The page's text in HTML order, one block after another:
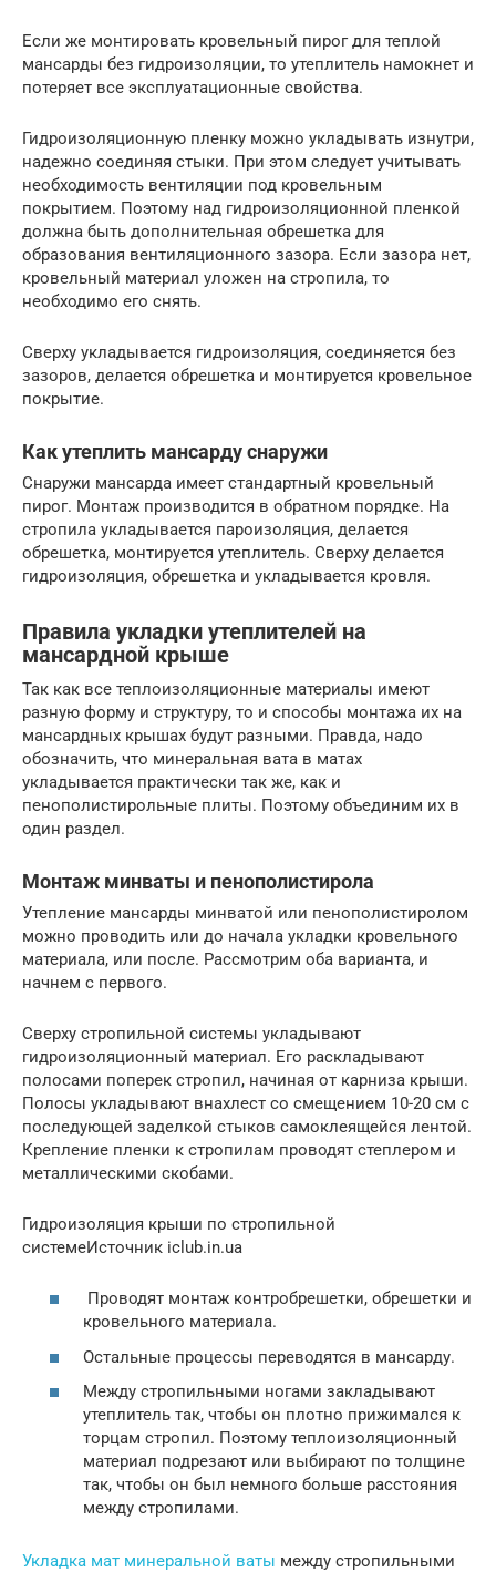
Если же монтировать кровельный пирог для теплой
мансарды без гидроизоляции, то утеплитель намокнет и
потеряет все эксплуатационные свойства.
Гидроизоляционную пленку можно укладывать изнутри,
надежно соединяя стыки. При этом следует учитывать
необходимость вентиляции под кровельным
покрытием. Поэтому над гидроизоляционной пленкой
должна быть дополнительная обрешетка для
образования вентиляционного зазора. Если зазора нет,
кровельный материал уложен на стропила, то
необходимо его снять.
Сверху укладывается гидроизоляция, соединяется без
зазоров, делается обрешетка и монтируется кровельное
покрытие.
Как утеплить мансарду снаружи
Снаружи мансарда имеет стандартный кровельный
пирог. Монтаж производится в обратном порядке. На
стропила укладывается пароизоляция, делается
обрешетка, монтируется утеплитель. Сверху делается
гидроизоляция, обрешетка и укладывается кровля.
Правила укладки утеплителей на
мансардной крыше
Так как все теплоизоляционные материалы имеют
разную форму и структуру, то и способы монтажа их на
мансардных крышах будут разными. Правда, надо
обозначить, что минеральная вата в матах
укладывается практически так же, как и
пенополистирольные плиты. Поэтому объединим их в
один раздел.
Монтаж минваты и пенополистирола
Утепление мансарды минватой или пенополистиролом
можно проводить или до начала укладки кровельного
материала, или после. Рассмотрим оба варианта, и
начнем с первого.
Сверху стропильной системы укладывают
гидроизоляционный материал. Его раскладывают
полосами поперек стропил, начиная от карниза крыши.
Полосы укладывают внахлест со смещением 10-20 см с
последующей заделкой стыков самоклеящейся лентой.
Крепление пленки к стропилам проводят степлером и
металлическими скобами.
Гидроизоляция крыши по стропильной
системеИсточник iclub.in.ua
Проводят монтаж контробрешетки, обрешетки и
кровельного материала.
Остальные процессы переводятся в мансарду.
Между стропильными ногами закладывают
утеплитель так, чтобы он плотно прижимался к
торцам стропил. Поэтому теплоизоляционный
материал подрезают или выбирают по толщине
так, чтобы он был немного больше расстояния
между стропилами.
Укладка мат минеральной ваты между стропильными